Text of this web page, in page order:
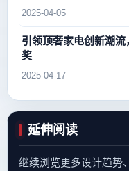
2025-04-05
引领顶奢家电创新潮
奖
2025-04-17
延伸阅读
继续浏览更多设计趋势